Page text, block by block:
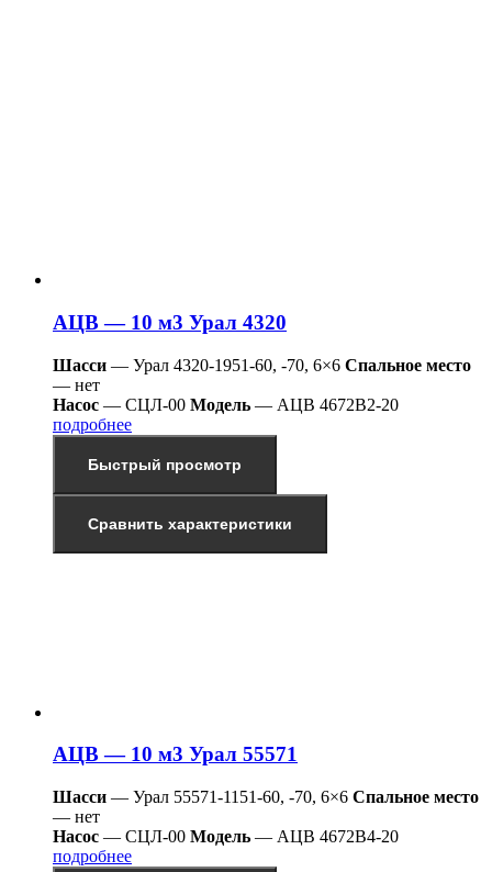
АЦВ — 10 м3 Урал 4320
Шасси — Урал 4320-1951-60, -70, 6×6 Спальное место
— нет
Насос — СЦЛ-00 Модель — АЦВ 4672В2-20
подробнее
Быстрый просмотр
Сравнить характеристики
АЦВ — 10 м3 Урал 55571
Шасси — Урал 55571-1151-60, -70, 6×6 Спальное место
— нет
Насос — СЦЛ-00 Модель — АЦВ 4672В4-20
подробнее